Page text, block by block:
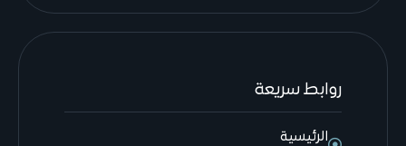
روابط سريعة
الرئيسية